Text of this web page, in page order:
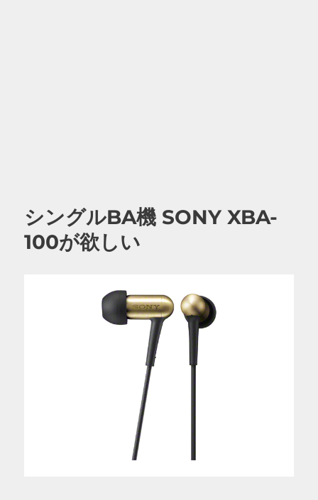
シングルBA機 SONY XBA-
100が欲しい